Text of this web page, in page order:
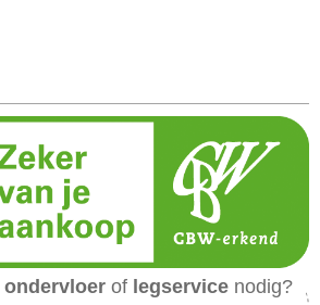
ondervloer of legservice nodig?